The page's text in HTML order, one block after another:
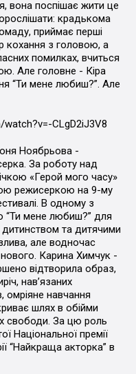
вона поспішає жити це
крадькома
приймає перші
кохання з головою, а
помилках, вчиться
Але головне - Кіра
“Ти мене любиш?”. Але
CLgD2iJ3V8
Ноябрьова -
За роботу над
«Герой мого часу»
режисеркою на 9-му
В одному з
“Ти мене любиш?” для
дитинством та дитячими
але водночас
Карина Химчук -
відтворила образ,
навʼязаних
омріяне навчання
шлях в обійми
свободи. За цю роль
Національної премії
“Найкраща акторка” в